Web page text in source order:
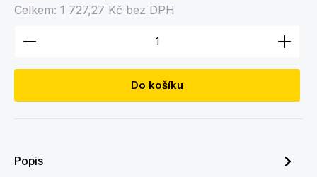
Celkem: 1 727,27 Kč bez DPH
Množství produktu: Zadejte požadované
Do košíku
Popis